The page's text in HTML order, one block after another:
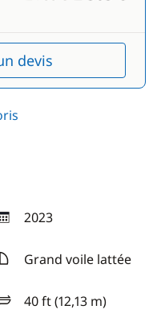
devis
2023
Grand voile lattée
40 ft (12,13 m)